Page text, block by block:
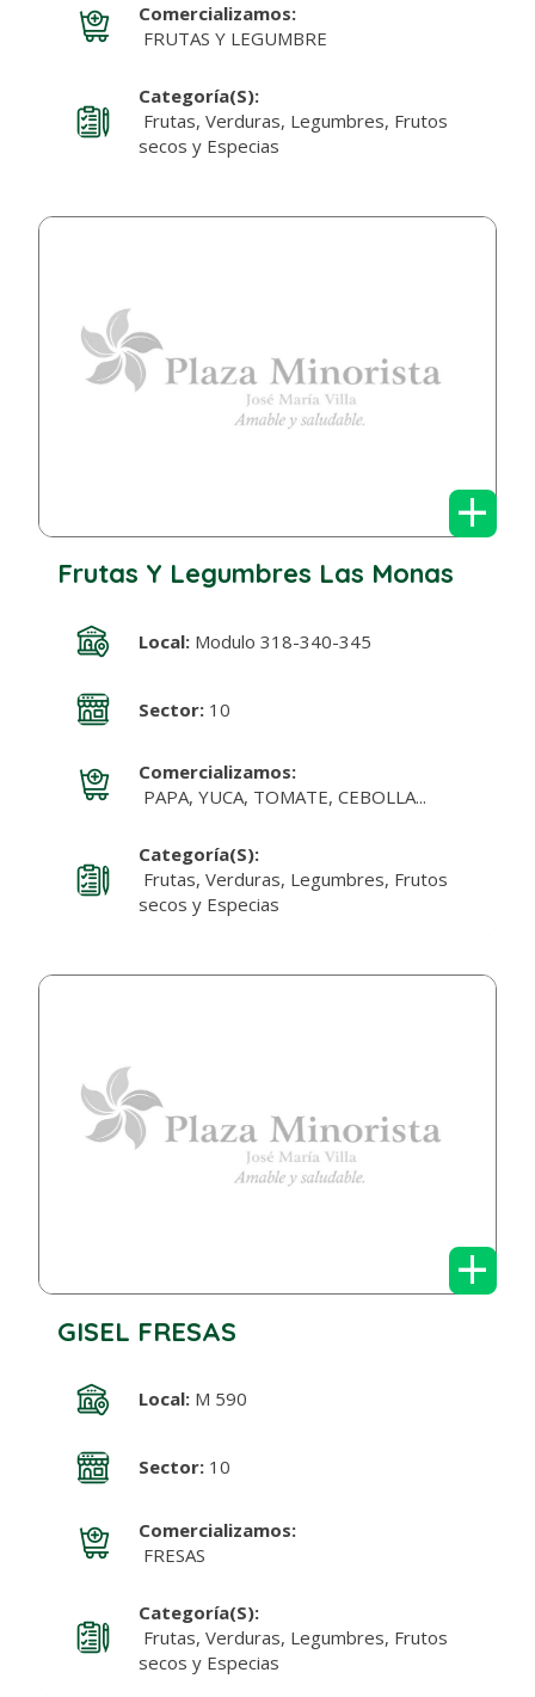
Comercializamos:
FRUTAS Y LEGUMBRE
Categoría(s):
Frutas, Verduras, Legumbres, Frutos
secos y Especias
+
Frutas Y Legumbres Las Monas
Local:Modulo 318-340-345
Sector:10
Comercializamos:
PAPA, YUCA, TOMATE, CEBOLLA...
Categoría(s):
Frutas, Verduras, Legumbres, Frutos
secos y Especias
+
GISEL FRESAS
Local:M 590
Sector:10
Comercializamos:
FRESAS
Categoría(s):
Frutas, Verduras, Legumbres, Frutos
secos y Especias